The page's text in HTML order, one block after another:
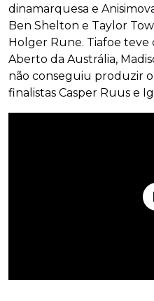
dinamarquesa e
Ben Shelton e Taylor
Holger Rune. Tiafoe teve
Aberto da Austrália,
não conseguiu produzir
finalistas Casper Ruus e